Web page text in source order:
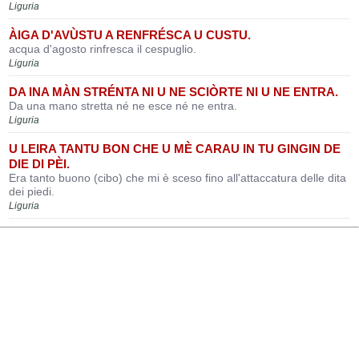
Liguria
ÀIGA D'AVÙSTU A RENFRÉSCA U CUSTU.
acqua d'agosto rinfresca il cespuglio.
Liguria
DA INA MÀN STRÉNTA NI U NE SCIÒRTE NI U NE ENTRA.
Da una mano stretta né ne esce né ne entra.
Liguria
U LEIRA TANTU BON CHE U MÈ CARAU IN TU GINGIN DE
DIE DI PÈI.
Era tanto buono (cibo) che mi è sceso fino all'attaccatura delle dita
dei piedi.
Liguria